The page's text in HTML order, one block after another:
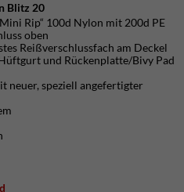
Blitz 20
Rip“ 100d Nylon mit 200d PE
oben
Reißverschlussfach am Deckel
und Rückenplatte/Bivy Pad
neuer, speziell angefertigter